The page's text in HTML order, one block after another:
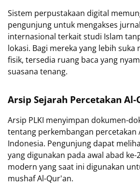
Sistem perpustakaan digital
pengunjung untuk mengakses
internasional terkait studi Islam
lokasi. Bagi mereka yang lebih suka
fisik, tersedia ruang baca yang
suasana tenang.
Arsip Sejarah Percetakan Al-
Arsip PLKI menyimpan dokumen-
tentang perkembangan percetakan
Indonesia. Pengunjung dapat
yang digunakan pada awal abad ke-
modern yang saat ini digunakan
mushaf Al-Qur'an.